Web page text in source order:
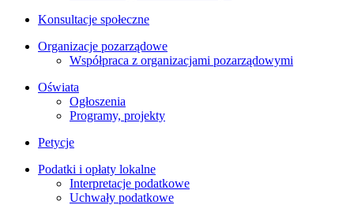
Konsultacje społeczne
Organizacje pozarządowe
Współpraca z organizacjami pozarządowymi
Oświata
Ogłoszenia
Programy, projekty
Petycje
Podatki i opłaty lokalne
Interpretacje podatkowe
Uchwały podatkowe